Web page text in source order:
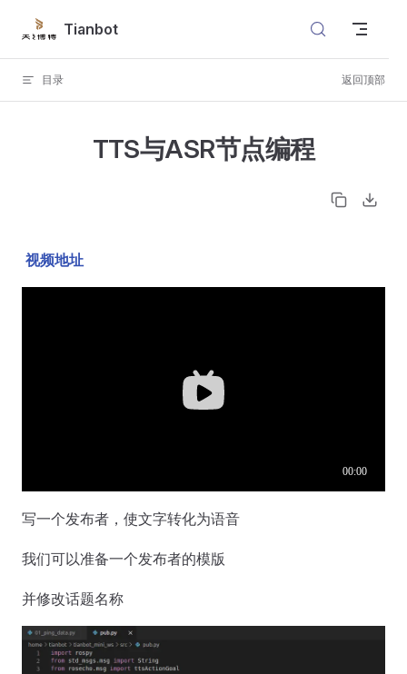
Skip to content
Tianbot
目录 返回顶部
TTS与ASR节点编程
视频地址
写一个发布者，使文字转化为语音
我们可以准备一个发布者的模版
并修改话题名称